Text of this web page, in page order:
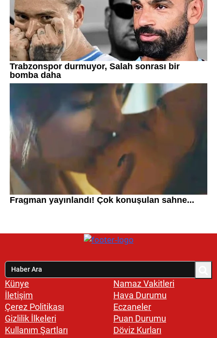
Künye
İletişim
Çerez Politikası
Gizlilik İlkeleri
Kullanım Şartları
Namaz Vakitleri
Hava Durumu
Eczaneler
Puan Durumu
Döviz Kurları